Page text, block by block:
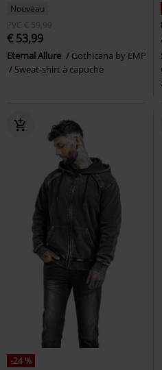
Nouveau
PVC € 59,99
€ 53,99
Eternal Allure
Gothicana by EMP
Sweat-shirt à capuche
-24 %